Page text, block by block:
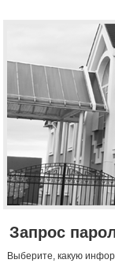
Запрос
Выберите, какую